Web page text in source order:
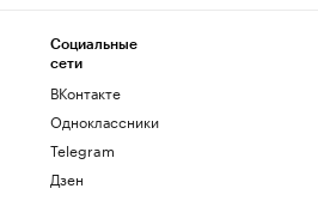
Социальные
сети
ВКонтакте
Одноклассники
Telegram
Дзен